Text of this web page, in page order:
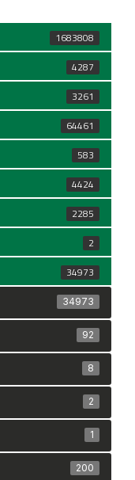
1683808
4287
3261
64461
583
4424
2285
2
34973
34973
92
8
2
1
200